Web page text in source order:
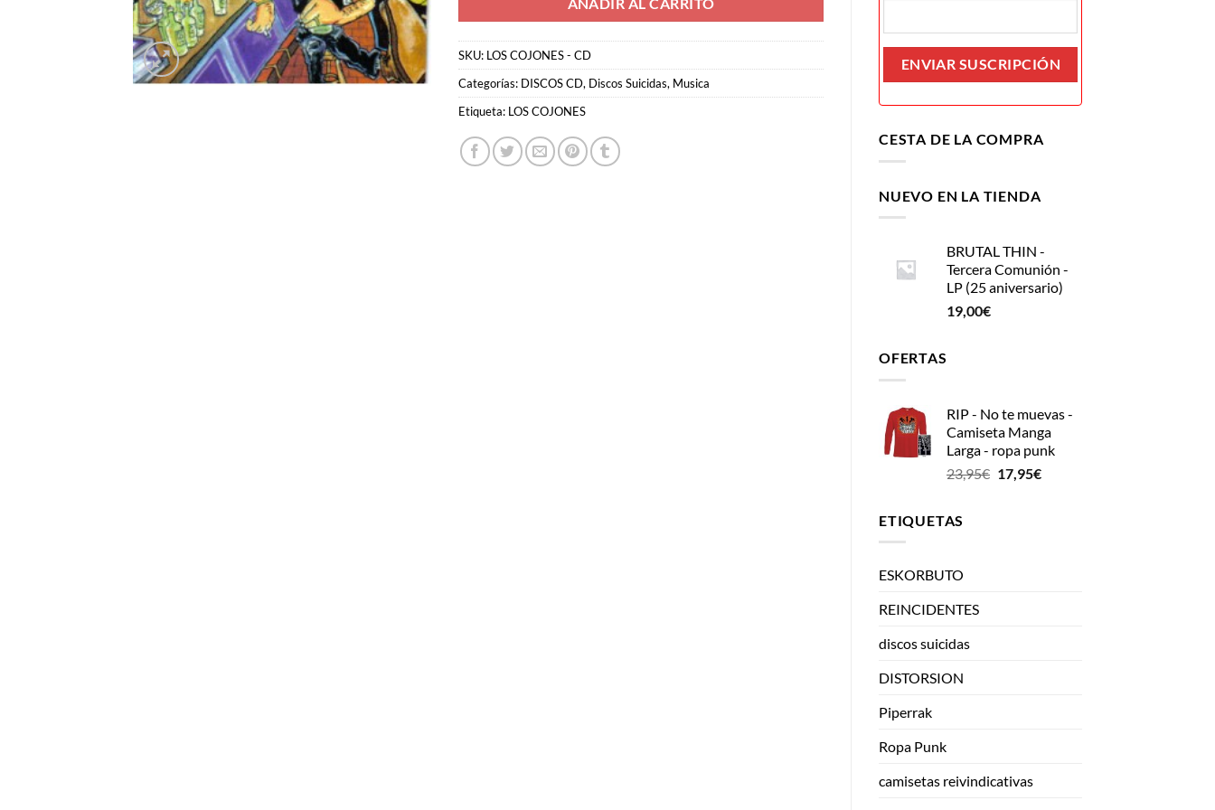
AÑADIR AL CARRITO
SKU: LOS COJONES - CD
Categorías: DISCOS CD, Discos Suicidas, Musica
Etiqueta: LOS COJONES
CESTA DE LA COMPRA
NUEVO EN LA TIENDA
BRUTAL THIN -
Tercera Comunión -
LP (25 aniversario)
19,00€
OFERTAS
RIP - No te muevas -
Camiseta Manga
Larga - ropa punk
23,95€ El
17,95€El
ETIQUETAS
ESKORBUTO
REINCIDENTES
discos suicidas
DISTORSION
Piperrak
Ropa Punk
camisetas reivindicativas